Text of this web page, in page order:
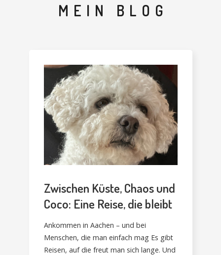
MEIN BLOG
Zwischen Küste, Chaos und
Coco: Eine Reise, die bleibt
Ankommen in Aachen – und bei
Menschen, die man einfach mag Es gibt
Reisen, auf die freut man sich lange. Und